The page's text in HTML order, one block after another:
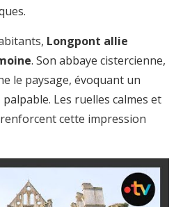
Longpont allie
. Son abbaye cistercienne,
le paysage, évoquant un
Les ruelles calmes et
cette impression